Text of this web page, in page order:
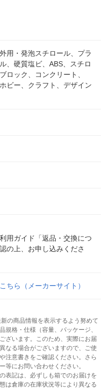
用・発泡スチロール、プラ
、硬質塩ビ、ABS、スチロ
ロック、コンクリート、
ビー、クラフト、デザイン
用ガイド「返品・交換につ
の上、お申し込みくださ
ちら（メーカーサイト）
の商品情報を表示するよう努めて
規格・仕様（容量、パッケージ、
ざいます。このため、実際にお届
なる場合がございますので、ご使
注意書きをご確認ください。さら
等にお問い合わせください。
表記は、必ずしも箱でのお届けを
は倉庫の在庫状況等により異なる